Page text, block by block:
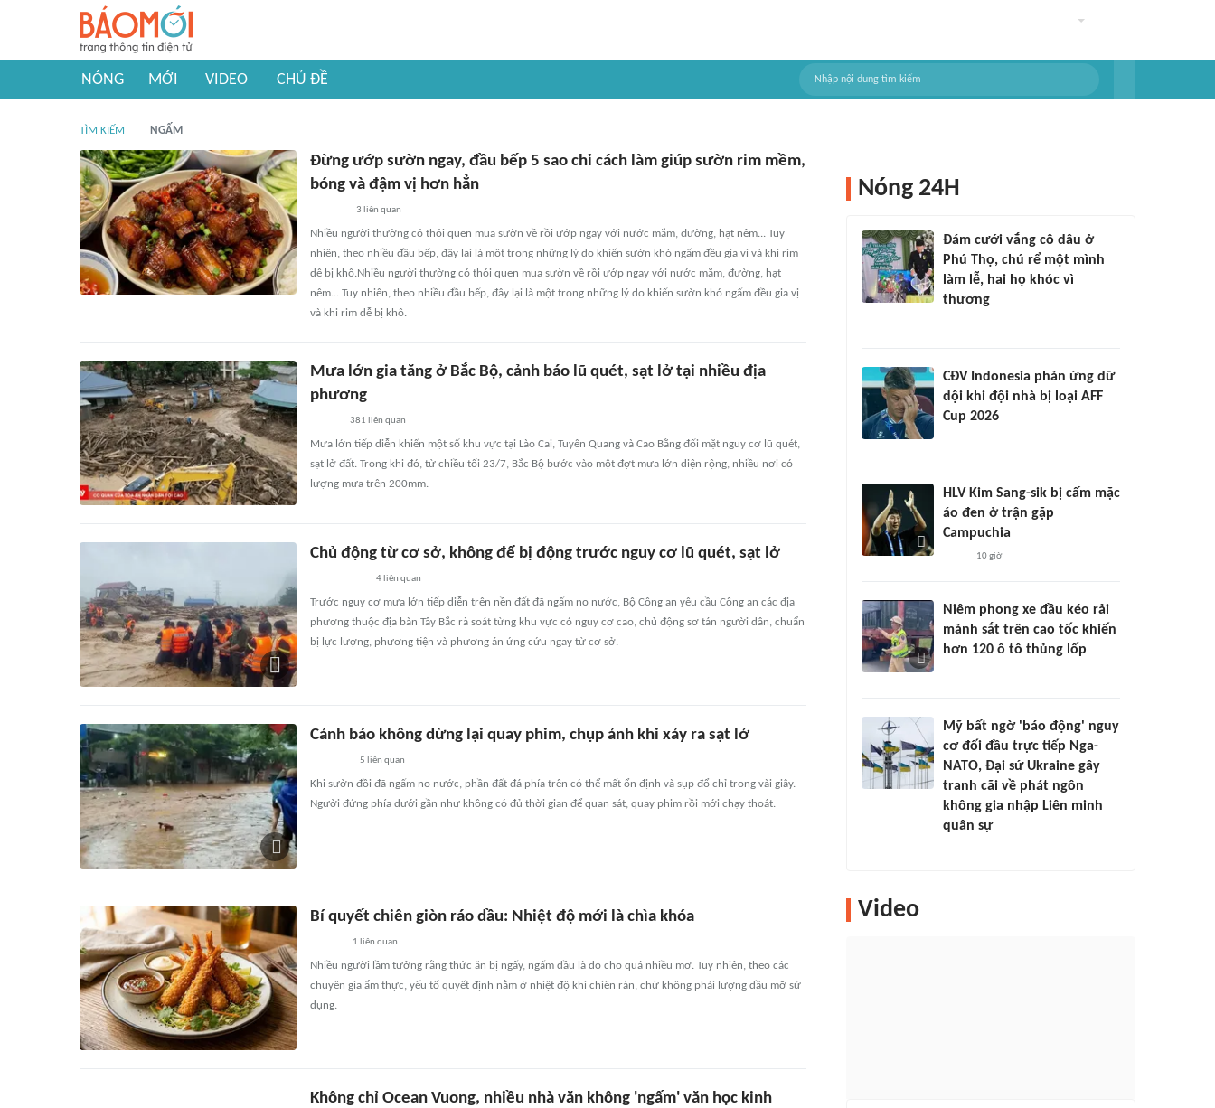
NÓNG MỚI VIDEO CHỦ ĐỀ
TÌM KIẾM NGẤM
Đừng ướp sườn ngay, đầu bếp 5 sao chỉ cách làm giúp sườn rim mềm,
bóng và đậm vị hơn hẳn
3 liên quan
Nhiều người thường có thói quen mua sườn về rồi ướp ngay với nước mắm, đường, hạt nêm... Tuy
nhiên, theo nhiều đầu bếp, đây lại là một trong những lý do khiến sườn khó ngấm đều gia vị và khi rim
dễ bị khô.Nhiều người thường có thói quen mua sườn về rồi ướp ngay với nước mắm, đường, hạt
nêm... Tuy nhiên, theo nhiều đầu bếp, đây lại là một trong những lý do khiến sườn khó ngấm đều gia vị
và khi rim dễ bị khô.
Mưa lớn gia tăng ở Bắc Bộ, cảnh báo lũ quét, sạt lở tại nhiều địa
phương
381 liên quan
Mưa lớn tiếp diễn khiến một số khu vực tại Lào Cai, Tuyên Quang và Cao Bằng đối mặt nguy cơ lũ quét,
sạt lở đất. Trong khi đó, từ chiều tối 23/7, Bắc Bộ bước vào một đợt mưa lớn diện rộng, nhiều nơi có
lượng mưa trên 200mm.
Chủ động từ cơ sở, không để bị động trước nguy cơ lũ quét, sạt lở
4liên quan
Trước nguy cơ mưa lớn tiếp diễn trên nền đất đã ngấm no nước, Bộ Công an yêu cầu Công an các địa
phương thuộc địa bàn Tây Bắc rà soát từng khu vực có nguy cơ cao, chủ động sơ tán người dân, chuẩn
bị lực lượng, phương tiện và phương án ứng cứu ngay từ cơ sở.
Cảnh báo không dừng lại quay phim, chụp ảnh khi xảy ra sạt lở
5 liên quan
Khi sườn đồi đã ngấm no nước, phần đất đá phía trên có thể mất ổn định và sụp đổ chỉ trong vài giây.
Người đứng phía dưới gần như không có đủ thời gian để quan sát, quay phim rồi mới chạy thoát.
Bí quyết chiên giòn ráo dầu: Nhiệt độ mới là chìa khóa
1 liên quan
Nhiều người lầm tưởng rằng thức ăn bị ngấy, ngấm dầu là do cho quá nhiều mỡ. Tuy nhiên, theo các
chuyên gia ẩm thực, yếu tố quyết định nằm ở nhiệt độ khi chiên rán, chứ không phải lượng dầu mỡ sử
dụng.
Không chỉ Ocean Vuong, nhiều nhà văn không 'ngấm' văn học kinh
Nóng 24H
Đám cưới vắng cô dâu ở
Phú Thọ, chú rể một mình
làm lễ, hai họ khóc vì
thương
CĐV Indonesia phản ứng dữ
dội khi đội nhà bị loại AFF
Cup 2026
HLV Kim Sang-sik bị cấm mặc
áo đen ở trận gặp
Campuchia
10 giờ
Niêm phong xe đầu kéo rải
mảnh sắt trên cao tốc khiến
hơn 120 ô tô thủng lốp
Mỹ bất ngờ 'báo động' nguy
cơ đối đầu trực tiếp Nga-
NATO, Đại sứ Ukraine gây
tranh cãi về phát ngôn
không gia nhập Liên minh
quân sự
Video